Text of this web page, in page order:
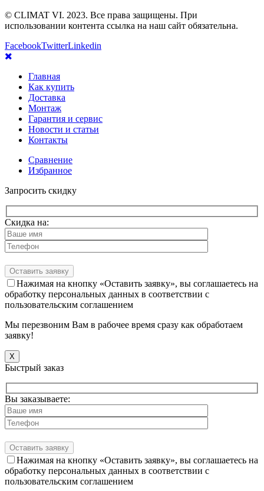
© CLIMAT VI. 2023. Все права защищены. При
использовании контента ссылка на наш сайт обязательна.
FacebookTwitterLinkedin
Главная
Как купить
Доставка
Монтаж
Гарантия и сервис
Новости и статьи
Контакты
Сравнение
Избранное
Запросить скидку
Скидка на:
Нажимая на кнопку «Оставить заявку», вы соглашаетесь на
обработку персональных данных в соответствии с
пользовательским соглашением
Мы перезвоним Вам в рабочее время сразу как обработаем
заявку!
X
Быстрый заказ
Вы заказываете:
Нажимая на кнопку «Оставить заявку», вы соглашаетесь на
обработку персональных данных в соответствии с
пользовательским соглашением